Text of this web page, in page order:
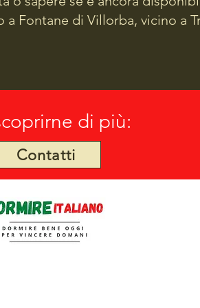
Fontane di Villorba, vicino a
di più:
Contatti